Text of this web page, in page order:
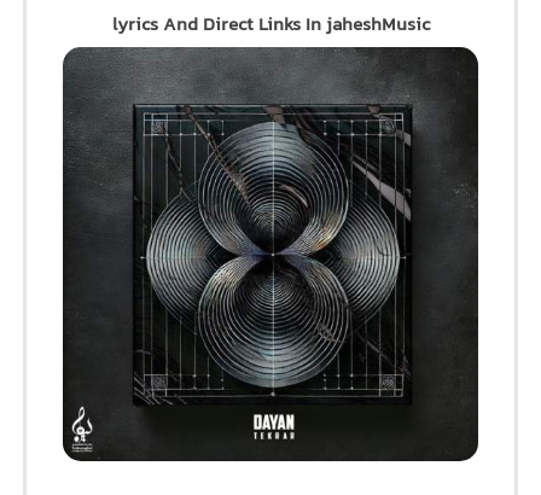
lyrics And Direct Links In jaheshMusic